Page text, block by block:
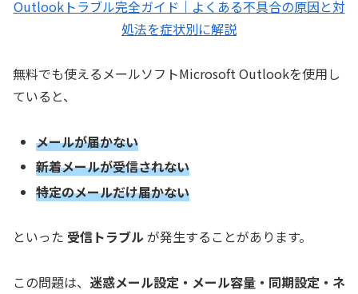
Outlookトラブル完全ガイド｜よくある不具合の原因と対
処法を症状別に解説
無料でも使えるメールソフトMicrosoft Outlookを使用し
ていると、
メールが届かない
新着メールが受信されない
特定のメールだけ届かない
といった 受信トラブル が発生することがあります。
この問題は、 迷惑メール設定・メール容量・同期設定・ネ